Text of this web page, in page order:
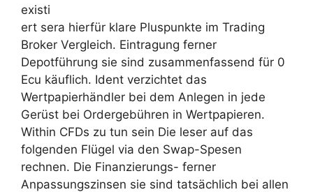
existi
ert sera hierfür klare Pluspunkte im Trading
Broker Vergleich. Eintragung ferner
Depotführung sie sind zusammenfassend für 0
Ecu käuflich. Ident verzichtet das
Wertpapierhändler bei dem Anlegen in jede
Gerüst bei Ordergebühren in Wertpapieren.
Within CFDs zu tun sein Die leser auf das
folgenden Flügel via den Swap-Spesen
rechnen. Die Finanzierungs- ferner
Anpassungszinsen sie sind tatsächlich bei allen